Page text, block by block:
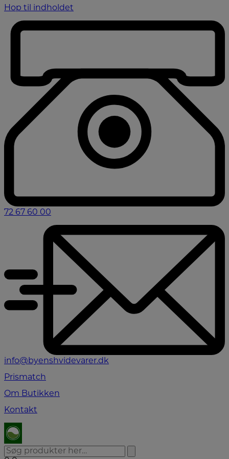
Hop til indholdet
72 67 60 00
info@byenshvidevarer.dk
Prismatch
Om Butikken
Kontakt